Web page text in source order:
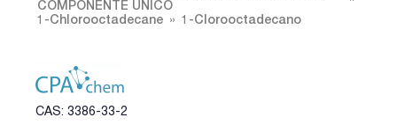
COMPONENTE UNICO
1-Chlorooctadecane
1-Clorooctadecano
CAS: 3386-33-2